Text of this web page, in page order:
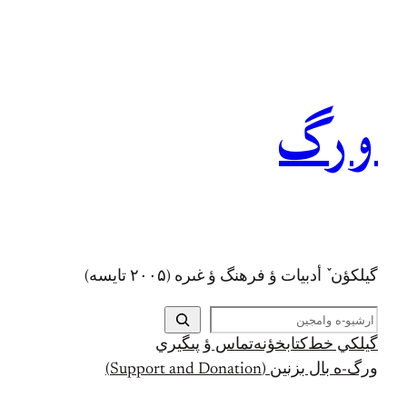
ورگ
گيلکؤن ٚ أدبیات ؤ فرهنگ ؤ غىره (۲۰۰۵ تايسه)
ج
س
ت
ج
گيلکي خط کتابخؤنهتماس ؤ پىگيري
ورگ-ه بال بزنين (Support and Donation)